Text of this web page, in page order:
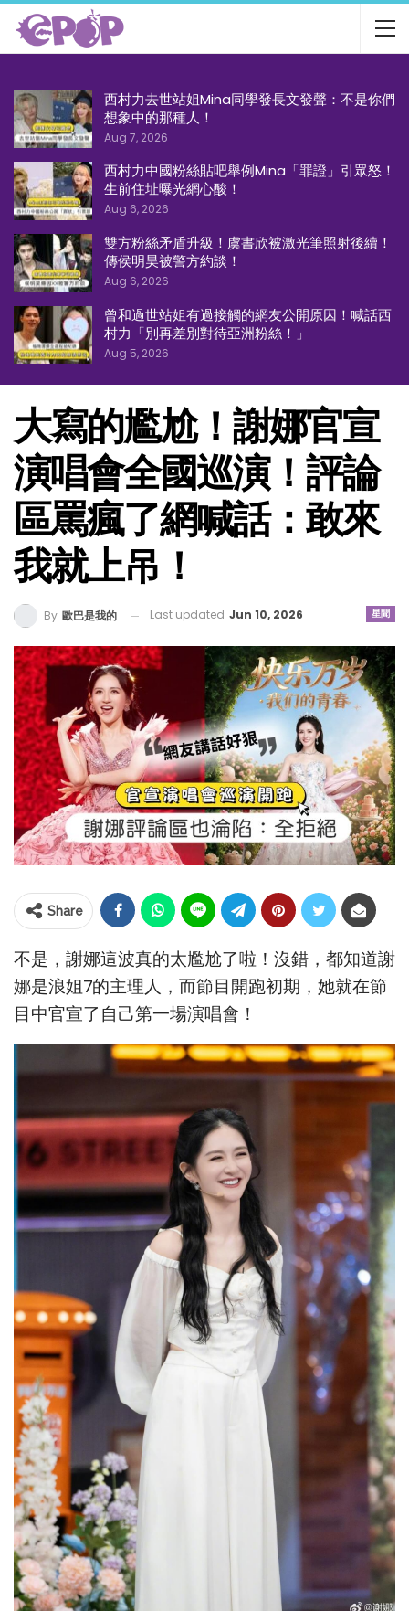
西村力去世站姐Mina同學發長文發聲：不是你們
想象中的那種人！
Aug 7, 2026
西村力中國粉絲貼吧舉例Mina「罪證」引眾怒！
生前住址曝光網心酸！
Aug 6, 2026
雙方粉絲矛盾升級！虞書欣被激光筆照射後續！
傳侯明昊被警方約談！
Aug 6, 2026
曾和過世站姐有過接觸的網友公開原因！喊話西
村力「別再差別對待亞洲粉絲！」
Aug 5, 2026
大寫的尷尬！謝娜官宣
演唱會全國巡演！評論
區罵瘋了網喊話：敢來
我就上吊！
星聞
By 歐巴是我的 Last updated Jun 10, 2026
Share
不是，謝娜這波真的太尷尬了啦！沒錯，都知道謝
娜是浪姐7的主理人，而節目開跑初期，她就在節
目中官宣了自己第一場演唱會！